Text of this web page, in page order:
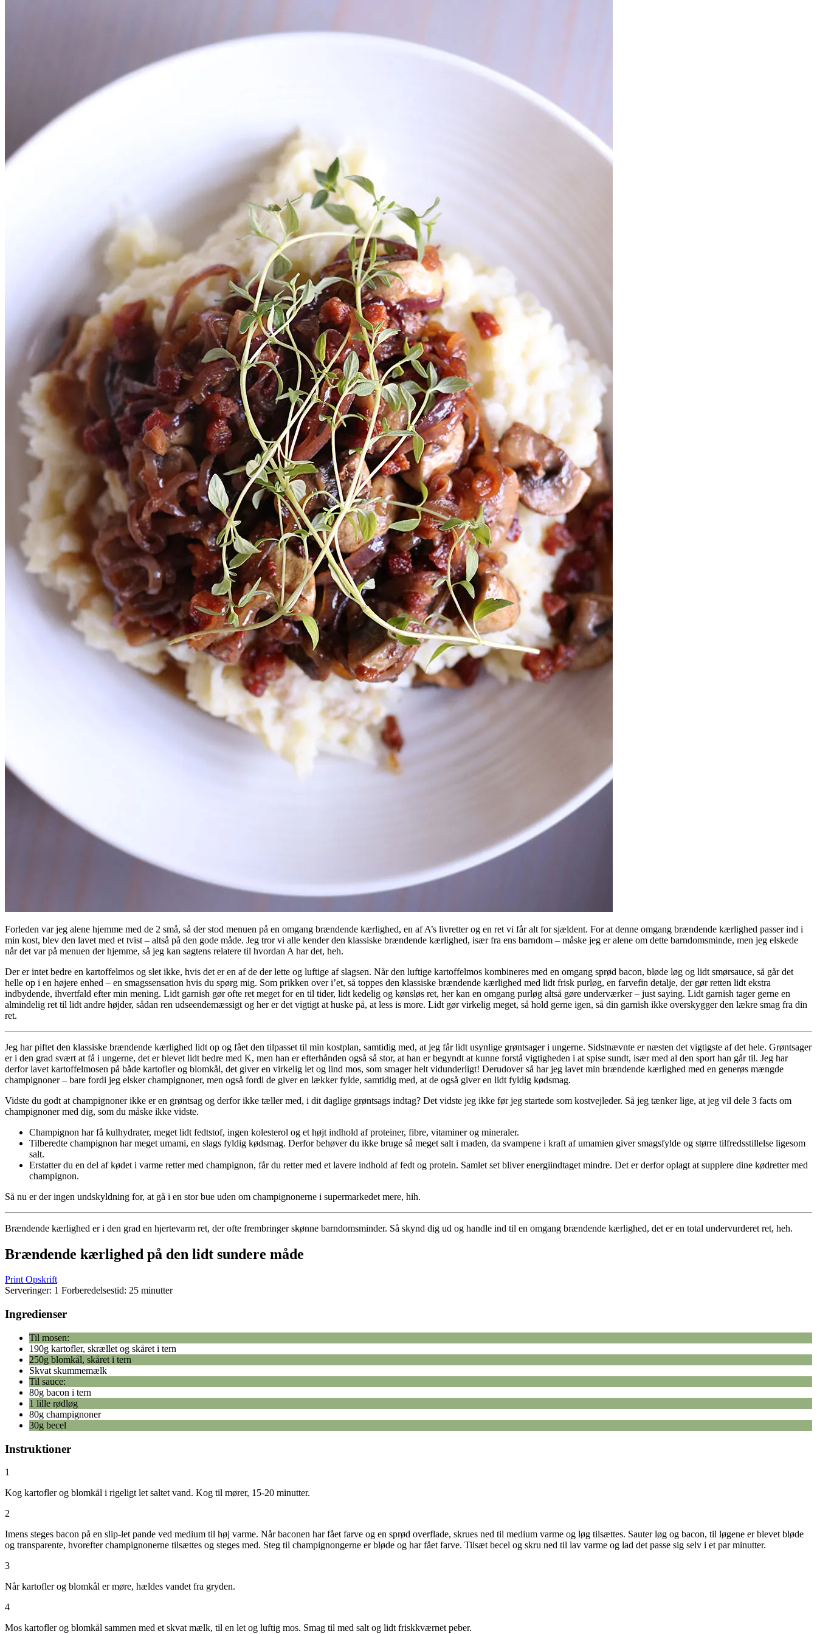
Forleden var jeg alene hjemme med de 2 små, så der stod menuen på en omgang brændende kærlighed, en af A’s livretter og en ret vi får alt for sjældent. For at denne omgang brændende kærlighed passer ind i
min kost, blev den lavet med et tvist – altså på den gode måde. Jeg tror vi alle kender den klassiske brændende kærlighed, især fra ens barndom – måske jeg er alene om dette barndomsminde, men jeg elskede
når det var på menuen der hjemme, så jeg kan sagtens relatere til hvordan A har det, heh.
Der er intet bedre en kartoffelmos og slet ikke, hvis det er en af de der lette og luftige af slagsen. Når den luftige kartoffelmos kombineres med en omgang sprød bacon, bløde løg og lidt smørsauce, så går det
helle op i en højere enhed – en smagssensation hvis du spørg mig. Som prikken over i’et, så toppes den klassiske brændende kærlighed med lidt frisk purløg, en farvefin detalje, der gør retten lidt ekstra
indbydende, ihvertfald efter min mening. Lidt garnish gør ofte ret meget for en til tider, lidt kedelig og kønsløs ret, her kan en omgang purløg altså gøre underværker – just saying. Lidt garnish tager gerne en
almindelig ret til lidt andre højder, sådan ren udseendemæssigt og her er det vigtigt at huske på, at less is more. Lidt gør virkelig meget, så hold gerne igen, så din garnish ikke overskygger den lækre smag fra din
ret.
Jeg har piftet den klassiske brændende kærlighed lidt op og fået den tilpasset til min kostplan, samtidig med, at jeg får lidt usynlige grøntsager i ungerne. Sidstnævnte er næsten det vigtigste af det hele. Grøntsager
er i den grad svært at få i ungerne, det er blevet lidt bedre med K, men han er efterhånden også så stor, at han er begyndt at kunne forstå vigtigheden i at spise sundt, især med al den sport han går til. Jeg har
derfor lavet kartoffelmosen på både kartofler og blomkål, det giver en virkelig let og lind mos, som smager helt vidunderligt! Derudover så har jeg lavet min brændende kærlighed med en generøs mængde
champignoner – bare fordi jeg elsker champignoner, men også fordi de giver en lækker fylde, samtidig med, at de også giver en lidt fyldig kødsmag.
Vidste du godt at champignoner ikke er en grøntsag og derfor ikke tæller med, i dit daglige grøntsags indtag? Det vidste jeg ikke før jeg startede som kostvejleder. Så jeg tænker lige, at jeg vil dele 3 facts om
champignoner med dig, som du måske ikke vidste.
Champignon har få kulhydrater, meget lidt fedtstof, ingen kolesterol og et højt indhold af proteiner, fibre, vitaminer og mineraler.
Tilberedte champignon har meget umami, en slags fyldig kødsmag. Derfor behøver du ikke bruge så meget salt i maden, da svampene i kraft af umamien giver smagsfylde og større tilfredsstillelse ligesom
salt.
Erstatter du en del af kødet i varme retter med champignon, får du retter med et lavere indhold af fedt og protein. Samlet set bliver energiindtaget mindre. Det er derfor oplagt at supplere dine kødretter med
champignon.
Så nu er der ingen undskyldning for, at gå i en stor bue uden om champignonerne i supermarkedet mere, hih.
Brændende kærlighed er i den grad en hjertevarm ret, der ofte frembringer skønne barndomsminder. Så skynd dig ud og handle ind til en omgang brændende kærlighed, det er en total undervurderet ret, heh.
Brændende kærlighed på den lidt sundere måde
Print Opskrift
Serveringer: 1 Forberedelsestid: 25 minutter
Ingredienser
Til mosen:
190g kartofler, skrællet og skåret i tern
250g blomkål, skåret i tern
Skvat skummemælk
Til sauce:
80g bacon i tern
1 lille rødløg
80g champignoner
30g becel
Instruktioner
1
Kog kartofler og blomkål i rigeligt let saltet vand. Kog til mører, 15-20 minutter.
2
Imens steges bacon på en slip-let pande ved medium til høj varme. Når baconen har fået farve og en sprød overflade, skrues ned til medium varme og løg tilsættes. Sauter løg og bacon, til løgene er blevet bløde
og transparente, hvorefter champignonerne tilsættes og steges med. Steg til champignongerne er bløde og har fået farve. Tilsæt becel og skru ned til lav varme og lad det passe sig selv i et par minutter.
3
Når kartofler og blomkål er møre, hældes vandet fra gryden.
4
Mos kartofler og blomkål sammen med et skvat mælk, til en let og luftig mos. Smag til med salt og lidt friskkværnet peber.